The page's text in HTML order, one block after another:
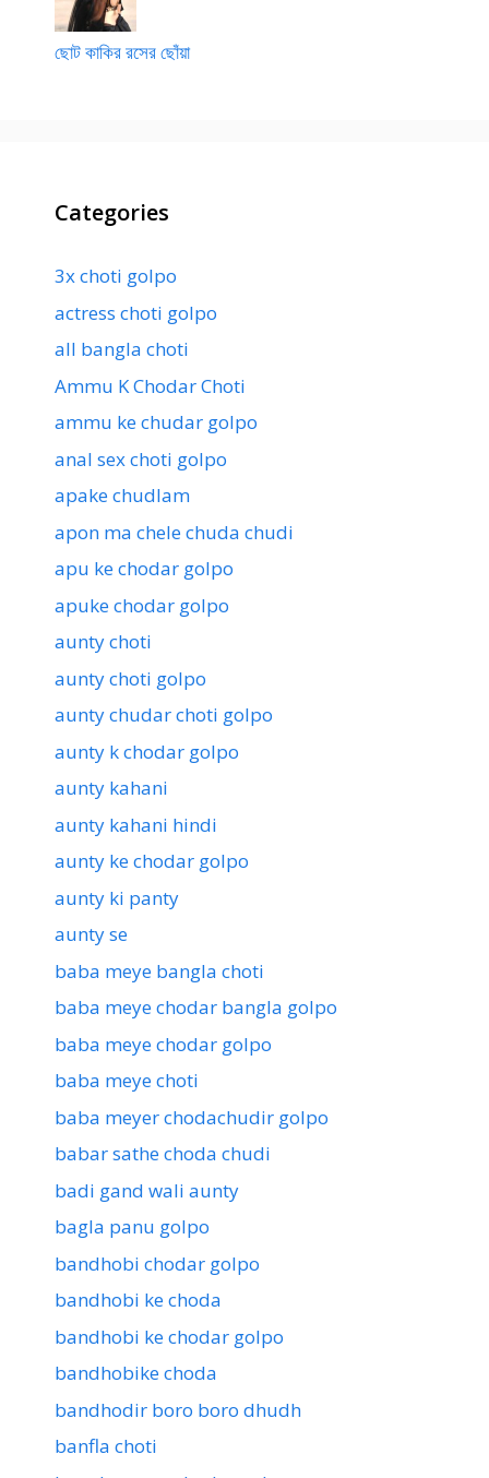
ছোট কাকির রসের ছোঁয়া
Categories
3x choti golpo
actress choti golpo
all bangla choti
Ammu K Chodar Choti
ammu ke chudar golpo
anal sex choti golpo
apake chudlam
apon ma chele chuda chudi
apu ke chodar golpo
apuke chodar golpo
aunty choti
aunty choti golpo
aunty chudar choti golpo
aunty k chodar golpo
aunty kahani
aunty kahani hindi
aunty ke chodar golpo
aunty ki panty
aunty se
baba meye bangla choti
baba meye chodar bangla golpo
baba meye chodar golpo
baba meye choti
baba meyer chodachudir golpo
babar sathe choda chudi
badi gand wali aunty
bagla panu golpo
bandhobi chodar golpo
bandhobi ke choda
bandhobi ke chodar golpo
bandhobike choda
bandhodir boro boro dhudh
banfla choti